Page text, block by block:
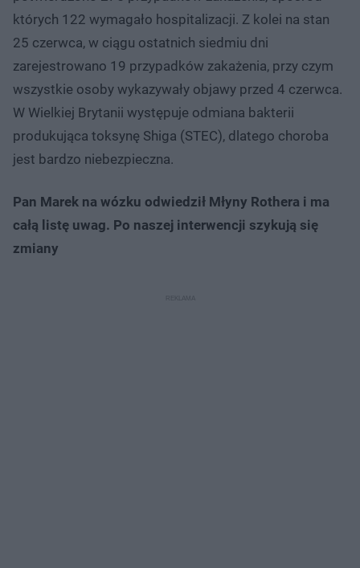
których 122 wymagało hospitalizacji. Z kolei na stan
25 czerwca, w ciągu ostatnich siedmiu dni
zarejestrowano 19 przypadków zakażenia, przy czym
wszystkie osoby wykazywały objawy przed 4 czerwca.
W Wielkiej Brytanii występuje odmiana bakterii
produkująca toksynę Shiga (STEC), dlatego choroba
jest bardzo niebezpieczna.
Pan Marek na wózku odwiedził Młyny Rothera i ma
całą listę uwag. Po naszej interwencji szykują się
zmiany